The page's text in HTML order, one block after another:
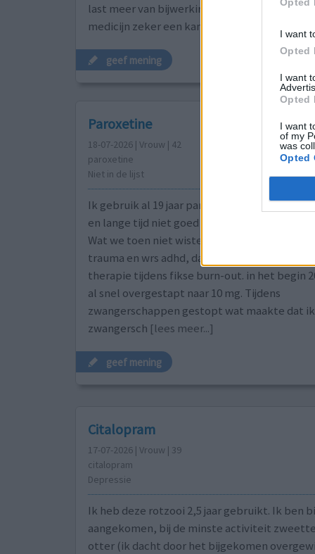
I want
Opted
I want
Opted
I want
of my
was
Opted
last meer van bijwerkingen zoals
medicijn zeker een kans gev
geef mening
Paroxetine
18-07-2026 | Vrouw | 42
paroxetine
Niet in de lijst
Ik gebruik al 19 jaar paroxetine, omdat ik
en lange tijd niet goed in mn vel, en paniek
Wat we toen niet wisten was dat ik dat kreeg
trauma en wrs adhd, dat weet ik pas sinds 2
therapie tijdens fikse burn-out. in het begin
al snel overgestapt naar 10 mg. Tijdens
zwangerschappen gestopt wat maakte dat
zwangersch [lees meer...]
geef mening
Citalopram
17-07-2026 | Vrouw | 39
citalopram
Depressie
Ik heb deze rotzooi 2,5 jaar gebruikt. Ik ben
aangekomen, bij de minste activiteit
otter (ik dacht door het bijgekomen